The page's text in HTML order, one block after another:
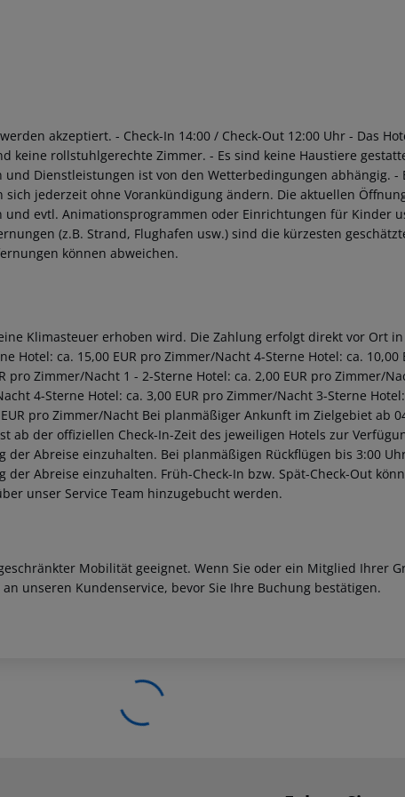
akzeptiert. - Check-In 14:00 / Check-Out 12:00 Uhr - Das
keine rollstuhlgerechte Zimmer. - Es sind keine Haustiere
Dienstleistungen ist von den Wetterbedingungen abhängig. -
jederzeit ohne Vorankündigung ändern. Die aktuellen
und evtl. Animationsprogrammen oder Einrichtungen für Kinder
(z.B. Strand, Flughafen usw.) sind die kürzesten
können abweichen.
Klimasteuer erhoben wird. Die Zahlung erfolgt direkt vor Ort
Hotel: ca. 15,00 EUR pro Zimmer/Nacht 4-Sterne Hotel: ca. 10,00
pro Zimmer/Nacht 1 - 2-Sterne Hotel: ca. 2,00 EUR pro Zimmer/
4-Sterne Hotel: ca. 3,00 EUR pro Zimmer/Nacht 3-Sterne
pro Zimmer/Nacht Bei planmäßiger Ankunft im Zielgebiet ab
ab der offiziellen Check-In-Zeit des jeweiligen Hotels zur
der Abreise einzuhalten. Bei planmäßigen Rückflügen bis 3:00
der Abreise einzuhalten. Früh-Check-In bzw. Spät-Check-Out
unser Service Team hinzugebucht werden.
Mobilität geeignet. Wenn Sie oder ein Mitglied Ihrer
unseren Kundenservice, bevor Sie Ihre Buchung bestätigen.